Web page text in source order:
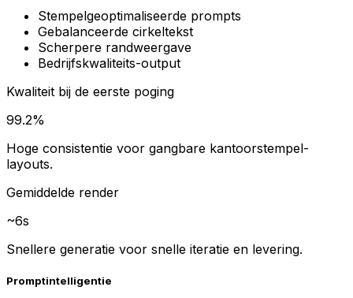
Stempelgeoptimaliseerde prompts
Gebalanceerde cirkeltekst
Scherpere randweergave
Bedrijfskwaliteits-output
Kwaliteit bij de eerste poging
99.2%
Hoge consistentie voor gangbare kantoorstempel-
layouts.
Gemiddelde render
~6s
Snellere generatie voor snelle iteratie en levering.
Promptintelligentie